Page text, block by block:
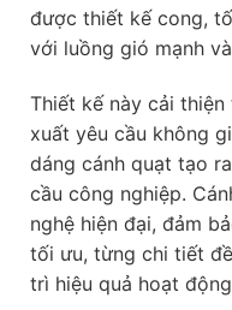
được thiết kế cong,
với luồng gió mạnh
Thiết kế này cải
xuất yêu cầu không
dáng cánh quạt tạo
cầu công nghiệp.
nghệ hiện đại, đảm
tối ưu, từng chi tiết
trì hiệu quả hoạt